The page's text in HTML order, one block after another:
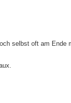
selbst oft am Ende